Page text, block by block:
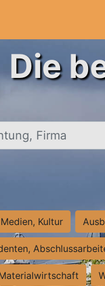
Die
Kultur